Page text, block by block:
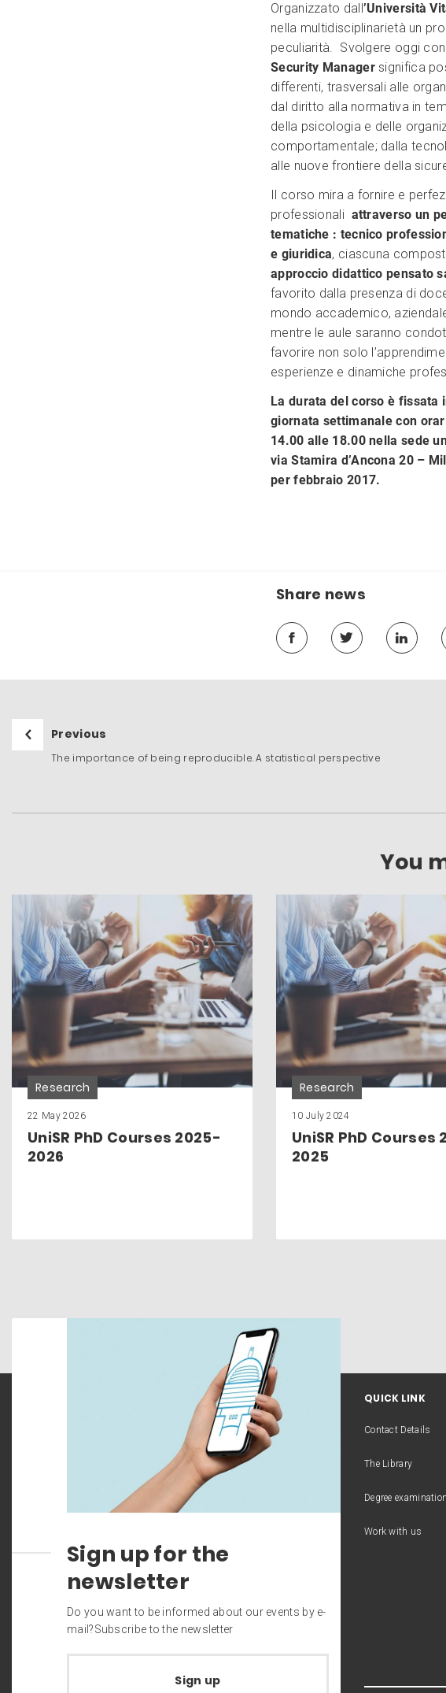
Organizzato dall ’Università
nella multidisciplinarietà un
peculiarità. Svolgere oggi
Security Managersignifica
differenti, trasversali alle
dal diritto alla normativa in
della psicologia e delle
comportamentale; dalla
alle nuove frontiere della
Il corso mira a fornire e
professionali attraverso un
tematiche : tecnico
e giuridica, ciascuna
approccio didattico pensato
favorito dalla presenza di
mondo accademico,
mentre le aule saranno
favorire non solo
esperienze e dinamiche
La durata del corso è fissata
giornata settimanale con
14.00 alle 18.00 nella sede
via Stamira d’Ancona 20 –
per febbraio 2017.
Share news
Previous
The importance of being reproducible. A statistical perspective
You
Research
22 May 2026
UniSR PhD Courses 2025-
2026
Research
10 July 2024
UniSR PhD Courses
2025
Sign up for the
newsletter
Do you want to be informed about our events by e-
mail?Subscribe to the newsletter
Sign up
QUICK LINK
Contact Details
The Library
Degree examination
Work with us